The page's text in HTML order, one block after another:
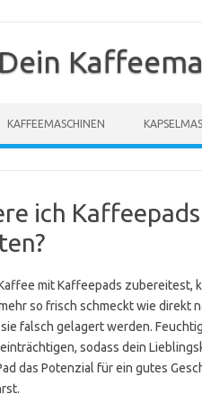
Dein
KAFFEEMASCHINEN
ich
mit Kaffeepads zubereitest,
so frisch schmeckt wie direkt
falsch gelagert werden.
sodass dein
das Potenzial für ein gutes